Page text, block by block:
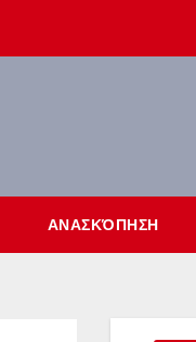
ΑΝΑΣΚΌΠΗΣΗ